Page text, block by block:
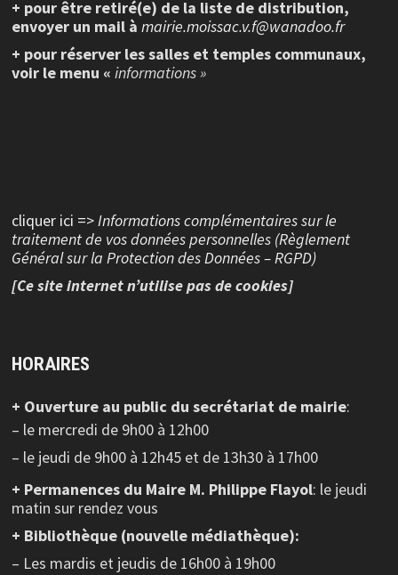
+ pour être retiré(e) de la liste de distribution,
envoyer un mail à mairie.moissac.v.f@wanadoo.fr
+ pour réserver les salles et temples communaux,
voir le menu « informations »
cliquer ici =>Informations complémentaires sur le
traitement de vos données personnelles (Règlement
Général sur la Protection des Données – RGPD)
[Ce site internet n’utilise pas de cookies]
HORAIRES
+ Ouverture au public du secrétariat de mairie:
– le mercredi de 9h00 à 12h00
– le jeudi de 9h00 à 12h45 et de 13h30 à 17h00
+ Permanences du Maire M. Philippe Flayol: le jeudi
matin sur rendez vous
+ Bibliothèque (nouvelle médiathèque):
– Les mardis et jeudis de 16h00 à 19h00